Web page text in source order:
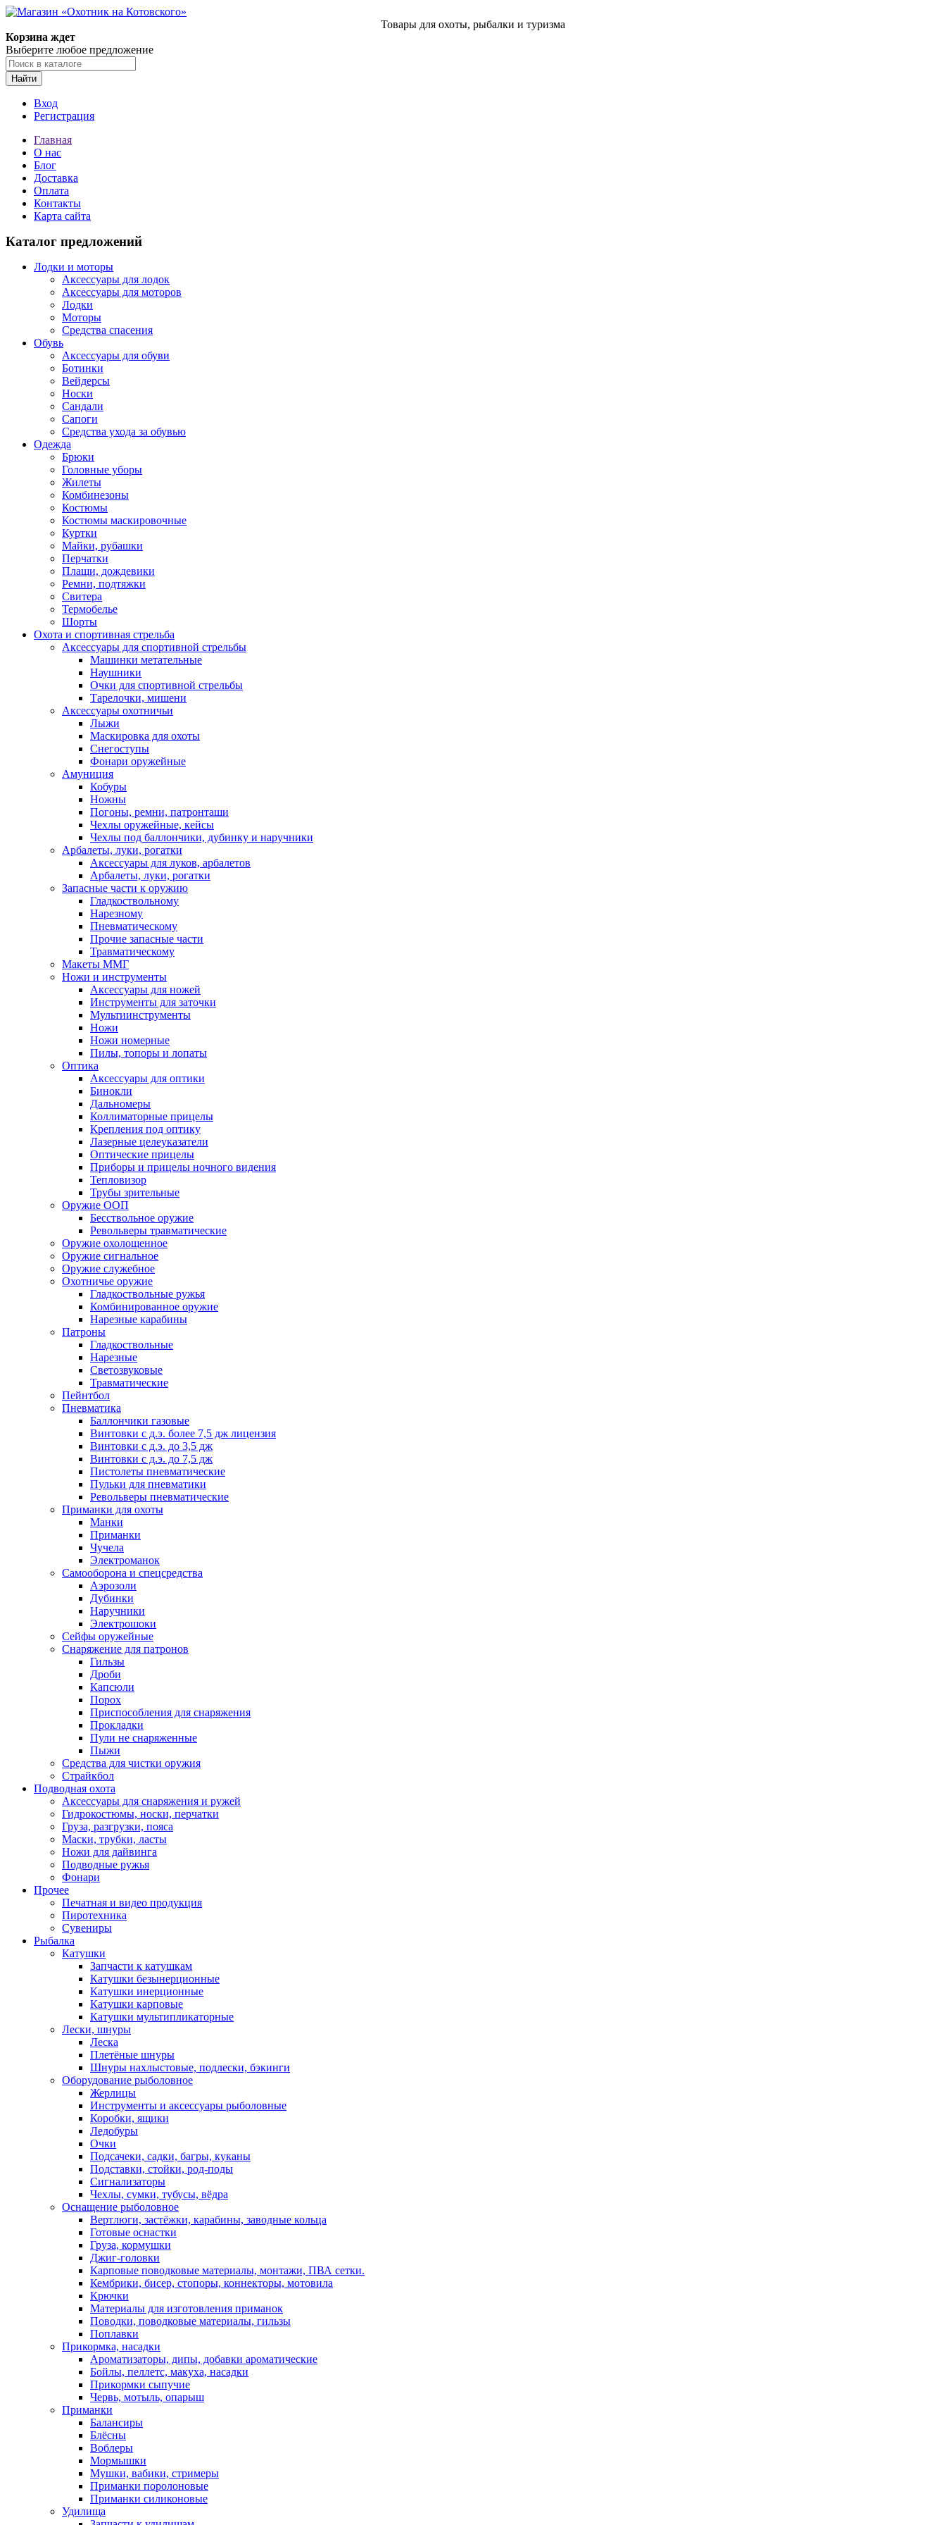
Товары для охоты, рыбалки и туризма
Корзина ждет
Выберите любое предложение
Найти
Вход
Регистрация
Главная
О нас
Блог
Доставка
Оплата
Контакты
Карта сайта
Каталог предложений
Лодки и моторы
Аксессуары для лодок
Аксессуары для моторов
Лодки
Моторы
Средства спасения
Обувь
Аксессуары для обуви
Ботинки
Вейдерсы
Носки
Сандали
Сапоги
Средства ухода за обувью
Одежда
Брюки
Головные уборы
Жилеты
Комбинезоны
Костюмы
Костюмы маскировочные
Куртки
Майки, рубашки
Перчатки
Плащи, дождевики
Ремни, подтяжки
Свитера
Термобелье
Шорты
Охота и спортивная стрельба
Аксессуары для спортивной стрельбы
Машинки метательные
Наушники
Очки для спортивной стрельбы
Тарелочки, мишени
Аксессуары охотничьи
Лыжи
Маскировка для охоты
Снегоступы
Фонари оружейные
Амуниция
Кобуры
Ножны
Погоны, ремни, патронташи
Чехлы оружейные, кейсы
Чехлы под баллончики, дубинку и наручники
Арбалеты, луки, рогатки
Аксессуары для луков, арбалетов
Арбалеты, луки, рогатки
Запасные части к оружию
Гладкоствольному
Нарезному
Пневматическому
Прочие запасные части
Травматическому
Макеты ММГ
Ножи и инструменты
Аксессуары для ножей
Инструменты для заточки
Мультиинструменты
Ножи
Ножи номерные
Пилы, топоры и лопаты
Оптика
Аксессуары для оптики
Бинокли
Дальномеры
Коллиматорные прицелы
Крепления под оптику
Лазерные целеуказатели
Оптические прицелы
Приборы и прицелы ночного видения
Тепловизор
Трубы зрительные
Оружие ООП
Бесствольное оружие
Револьверы травматические
Оружие охолощенное
Оружие сигнальное
Оружие служебное
Охотничье оружие
Гладкоствольные ружья
Комбинированное оружие
Нарезные карабины
Патроны
Гладкоствольные
Нарезные
Светозвуковые
Травматические
Пейнтбол
Пневматика
Баллончики газовые
Винтовки с д.э. более 7,5 дж лицензия
Винтовки с д.э. до 3,5 дж
Винтовки с д.э. до 7,5 дж
Пистолеты пневматические
Пульки для пневматики
Револьверы пневматические
Приманки для охоты
Манки
Приманки
Чучела
Электроманок
Самооборона и спецсредства
Аэрозоли
Дубинки
Наручники
Электрошоки
Сейфы оружейные
Снаряжение для патронов
Гильзы
Дроби
Капсюли
Порох
Приспособления для снаряжения
Прокладки
Пули не снаряженные
Пыжи
Средства для чистки оружия
Страйкбол
Подводная охота
Аксессуары для снаряжения и ружей
Гидрокостюмы, носки, перчатки
Груза, разгрузки, пояса
Маски, трубки, ласты
Ножи для дайвинга
Подводные ружья
Фонари
Прочее
Печатная и видео продукция
Пиротехника
Сувениры
Рыбалка
Катушки
Запчасти к катушкам
Катушки безынерционные
Катушки инерционные
Катушки карповые
Катушки мультипликаторные
Лески, шнуры
Леска
Плетёные шнуры
Шнуры нахлыстовые, подлески, бэкинги
Оборудование рыболовное
Жерлицы
Инструменты и аксессуары рыболовные
Коробки, ящики
Ледобуры
Очки
Подсачеки, садки, багры, куканы
Подставки, стойки, род-поды
Сигнализаторы
Чехлы, сумки, тубусы, вёдра
Оснащение рыболовное
Вертлюги, застёжки, карабины, заводные кольца
Готовые оснастки
Груза, кормушки
Джиг-головки
Карповые поводковые материалы, монтажи, ПВА сетки.
Кембрики, бисер, стопоры, коннекторы, мотовила
Крючки
Материалы для изготовления приманок
Поводки, поводковые материалы, гильзы
Поплавки
Прикормка, насадки
Ароматизаторы, дипы, добавки ароматические
Бойлы, пеллетс, макуха, насадки
Прикормки сыпучие
Червь, мотыль, опарыш
Приманки
Балансиры
Блёсны
Воблеры
Мормышки
Мушки, вабики, стримеры
Приманки поролоновые
Приманки силиконовые
Удилища